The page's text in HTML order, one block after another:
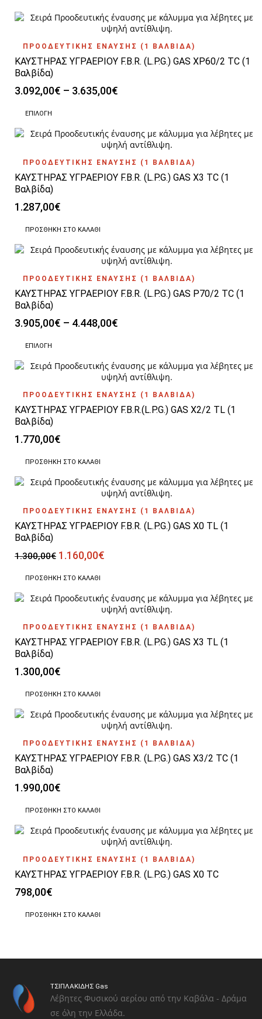
σελίδα
του
1.190,00€.
ΠΡΟΟΔΕΥΤΙΚΗΣ ΕΝΑΥΣΗΣ (1 ΒΑΛΒΙΔΑ)
ΚΑΥΣΤΗΡΑΣ ΥΓΡΑΕΡΙΟΥ F.B.R. (L.P.G.) GAS XP60/2 TC (1
Βαλβίδα)
3.092,00€ – 3.635,00€
3.635,00€
ΕΠΙΛΟΓΉ
προϊόν
παραλλαγές.
Οι
στη
σελίδα
του
ΠΡΟΟΔΕΥΤΙΚΗΣ ΕΝΑΥΣΗΣ (1 ΒΑΛΒΙΔΑ)
ΚΑΥΣΤΗΡΑΣ ΥΓΡΑΕΡΙΟΥ F.B.R. (L.P.G.) GAS X3 TC (1
Βαλβίδα)
1.287,00€
ΠΡΟΣΘΉΚΗ ΣΤΟ ΚΑΛΆΘΙ
ΠΡΟΟΔΕΥΤΙΚΗΣ ΕΝΑΥΣΗΣ (1 ΒΑΛΒΙΔΑ)
ΚΑΥΣΤΗΡΑΣ ΥΓΡΑΕΡΙΟΥ F.B.R. (L.P.G.) GAS P70/2 TC (1
Βαλβίδα)
3.905,00€ – 4.448,00€
4.448,00€
ΕΠΙΛΟΓΉ
προϊόν
παραλλαγές.
Οι
στη
σελίδα
του
ΠΡΟΟΔΕΥΤΙΚΗΣ ΕΝΑΥΣΗΣ (1 ΒΑΛΒΙΔΑ)
ΚΑΥΣΤΗΡΑΣ ΥΓΡΑΕΡΙΟΥ F.B.R.(L.P.G.) GAS X2/2 TL (1
Βαλβίδα)
1.770,00€
ΠΡΟΣΘΉΚΗ ΣΤΟ ΚΑΛΆΘΙ
ΠΡΟΟΔΕΥΤΙΚΗΣ ΕΝΑΥΣΗΣ (1 ΒΑΛΒΙΔΑ)
ΚΑΥΣΤΗΡΑΣ ΥΓΡΑΕΡΙΟΥ F.B.R. (L.P.G.) GAS X0 TL (1
Βαλβίδα)
1.300,00€ Original
was:
1.160,00€
1.160,00€.
ΠΡΟΣΘΉΚΗ ΣΤΟ ΚΑΛΆΘΙ
ΠΡΟΟΔΕΥΤΙΚΗΣ ΕΝΑΥΣΗΣ (1 ΒΑΛΒΙΔΑ)
ΚΑΥΣΤΗΡΑΣ ΥΓΡΑΕΡΙΟΥ F.B.R. (L.P.G.) GAS X3 TL (1
Βαλβίδα)
1.300,00€
ΠΡΟΣΘΉΚΗ ΣΤΟ ΚΑΛΆΘΙ
ΠΡΟΟΔΕΥΤΙΚΗΣ ΕΝΑΥΣΗΣ (1 ΒΑΛΒΙΔΑ)
ΚΑΥΣΤΗΡΑΣ ΥΓΡΑΕΡΙΟΥ F.B.R. (L.P.G.) GAS X3/2 TC (1
Βαλβίδα)
1.990,00€
ΠΡΟΣΘΉΚΗ ΣΤΟ ΚΑΛΆΘΙ
ΠΡΟΟΔΕΥΤΙΚΗΣ ΕΝΑΥΣΗΣ (1 ΒΑΛΒΙΔΑ)
ΚΑΥΣΤΗΡΑΣ ΥΓΡΑΕΡΙΟΥ F.B.R. (L.P.G.) GAS X0 TC
798,00€
ΠΡΟΣΘΉΚΗ ΣΤΟ ΚΑΛΆΘΙ
ΤΣΙΠΛΑΚΙΔΗΣ Gas
Λέβητες Φυσικού αερίου από την Καβάλα - Δράμα
σε όλη την Ελλάδα.